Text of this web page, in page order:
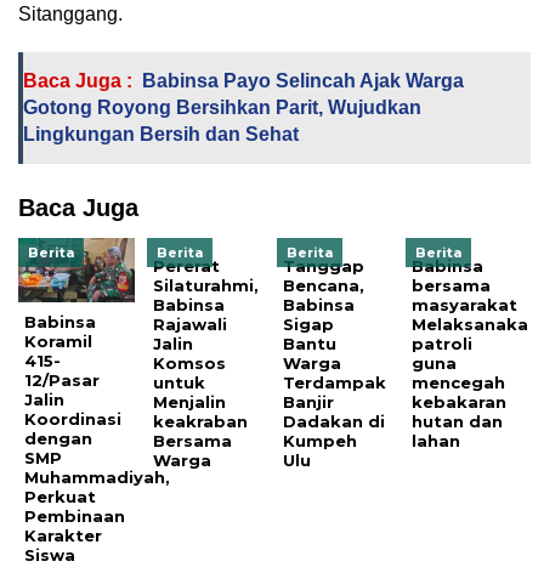
Sitanggang.
Baca Juga :
Babinsa Payo Selincah Ajak Warga
Gotong Royong Bersihkan Parit, Wujudkan
Lingkungan Bersih dan Sehat
Baca Juga
Berita
Babinsa
Koramil
415-
12/Pasar
Jalin
Koordinasi
dengan
SMP
Muhammadiyah,
Perkuat
Pembinaan
Karakter
Siswa
Berita
Pererat
Silaturahmi,
Babinsa
Rajawali
Jalin
Komsos
untuk
Menjalin
keakraban
Bersama
Warga
Berita
Tanggap
Bencana,
Babinsa
Sigap
Bantu
Warga
Terdampak
Banjir
Dadakan di
Kumpeh
Ulu
Berita
Babinsa
bersama
masyarakat
Melaksanaka
patroli
guna
mencegah
kebakaran
hutan dan
lahan